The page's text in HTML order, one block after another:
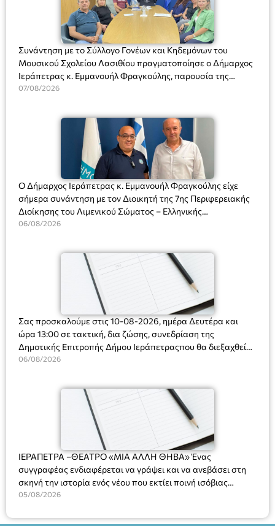
Συνάντηση με το Σύλλογο Γονέων και Κηδεμόνων του
Μουσικού Σχολείου Λασιθίου πραγματοποίησε ο Δήμαρχος
Ιεράπετρας κ. Εμμανουήλ Φραγκούλης, παρουσία της
Διευθύντριας του σχολείου κας Μαριάννας Χαΐτα.
07/08/2026
Ο Δήμαρχος Ιεράπετρας κ. Εμμανουήλ Φραγκούλης είχε
σήμερα συνάντηση με τον Διοικητή της 7ης Περιφερειακής
Διοίκησης του Λιμενικού Σώματος – Ελληνικής
Ακτοφυλακής (Λ.Σ.-ΕΛ.ΑΚΤ.), Αρχιπλοίαρχο Λ.Σ. κ. Ιωάννη
06/08/2026
Σας προσκαλούμε στις 10-08-2026, ημέρα Δευτέρα και
ώρα 13:00 σε τακτική, δια ζώσης, συνεδρίαση της
Δημοτικής Επιτροπής Δήμου Ιεράπετραςπου θα διεξαχθεί
στο Δημοτικό Κατάστημα, Δημοκρατίας 31 στην αίθουσα
και λήψη αποφάσεων στα παρακάτω θέματα:
06/08/2026
ΙΕΡΑΠΕΤΡΑ –ΘΕΑΤΡΟ «ΜΙΑ ΑΛΛΗ ΘΗΒΑ» Ένας
συγγραφέας ενδιαφέρεται να γράψει και να ανεβάσει στη
σκηνή την ιστορία ενός νέου που εκτίει ποινή ισόβιας
κάθειρξης για πατροκτονία. Ένα πολυβραβευμένο έργο για
ασθένεια, τον ερωτισμό. Ένα έργο αινιγματικό, συγκινητικό,
05/08/2026